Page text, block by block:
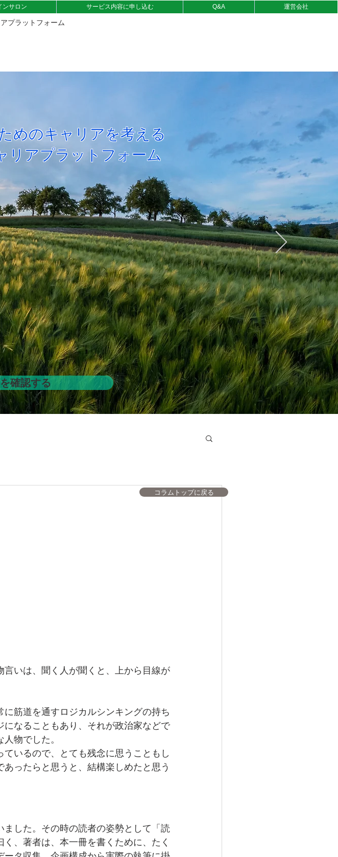
ンサロン サービス内容に申し込む Q&A 運営会社
プラットフォーム
めのキャリアを考える
リアプラットフォーム
確認する
いは、聞く人が聞くと、上から目線が
筋道を通すロジカルシンキングの持ち
なることもあり、それが政治家などで
物でした。
いるので、とても残念に思うこともし
ったらと思うと、結構楽しめたと思う
した。その時の読者の姿勢として「読
、著者は、本一冊を書くために、たく
コラムトップに戻る